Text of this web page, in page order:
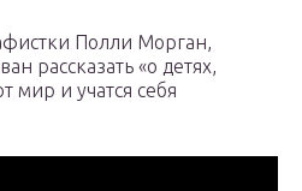
Полли Морган,
рассказать «о детях,
мир и учатся себя